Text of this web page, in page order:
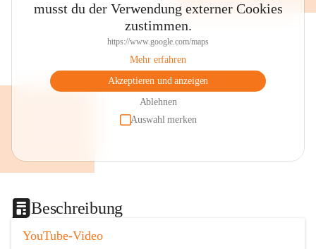
musst du der Verwendung externer Cookies
zustimmen.
https://www.google.com/maps
Mehr erfahren
Akzeptieren und anzeigen
Ablehnen
Auswahl merken
Beschreibung
YouTube-Video